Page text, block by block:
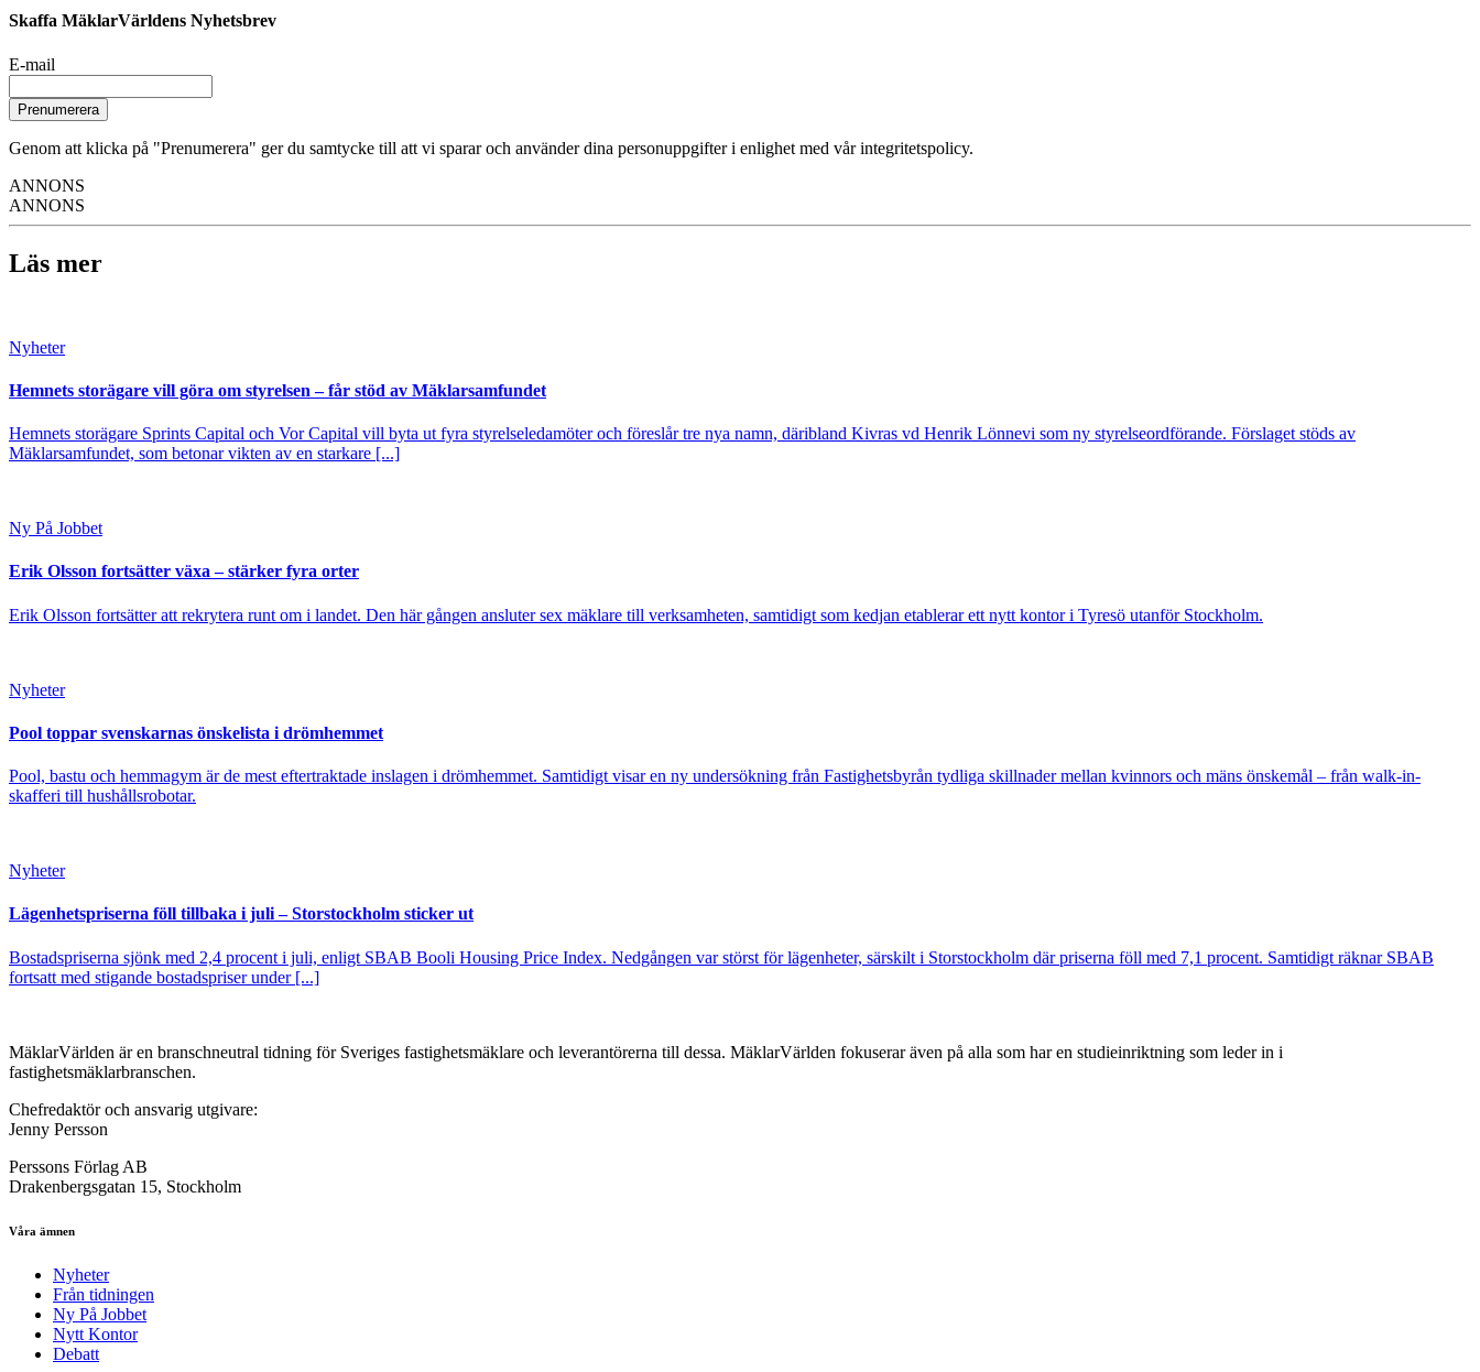
Skaffa MäklarVärldens Nyhetsbrev
E-mail
Prenumerera
Genom att klicka på "Prenumerera" ger du samtycke till att vi sparar och använder dina personuppgifter i enlighet med vår integritetspolicy.
ANNONS
ANNONS
Läs mer
Nyheter
Hemnets storägare vill göra om styrelsen – får stöd av Mäklarsamfundet
Hemnets storägare Sprints Capital och Vor Capital vill byta ut fyra styrelseledamöter och föreslår tre nya namn, däribland Kivras vd Henrik Lönnevi som ny styrelseordförande. Förslaget stöds av
Mäklarsamfundet, som betonar vikten av en starkare [...]
Ny På Jobbet
Erik Olsson fortsätter växa – stärker fyra orter
Erik Olsson fortsätter att rekrytera runt om i landet. Den här gången ansluter sex mäklare till verksamheten, samtidigt som kedjan etablerar ett nytt kontor i Tyresö utanför Stockholm.
Nyheter
Pool toppar svenskarnas önskelista i drömhemmet
Pool, bastu och hemmagym är de mest eftertraktade inslagen i drömhemmet. Samtidigt visar en ny undersökning från Fastighetsbyrån tydliga skillnader mellan kvinnors och mäns önskemål – från walk-in-
skafferi till hushållsrobotar.
Nyheter
Lägenhetspriserna föll tillbaka i juli – Storstockholm sticker ut
Bostadspriserna sjönk med 2,4 procent i juli, enligt SBAB Booli Housing Price Index. Nedgången var störst för lägenheter, särskilt i Storstockholm där priserna föll med 7,1 procent. Samtidigt räknar SBAB
fortsatt med stigande bostadspriser under [...]
MäklarVärlden är en branschneutral tidning för Sveriges fastighetsmäklare och leverantörerna till dessa. MäklarVärlden fokuserar även på alla som har en studieinriktning som leder in i
fastighetsmäklarbranschen.
Chefredaktör och ansvarig utgivare:
Jenny Persson
Perssons Förlag AB
Drakenbergsgatan 15, Stockholm
Våra ämnen
Nyheter
Från tidningen
Ny På Jobbet
Nytt Kontor
Debatt